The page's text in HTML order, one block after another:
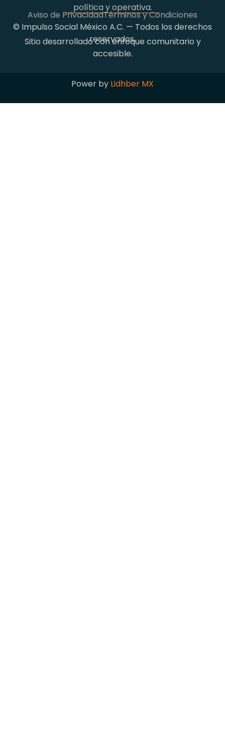
política y operativa.
Aviso de PrivacidadTérminos y Condiciones
© Impulso Social México A.C. — Todos los derechos
reservados.
Sitio desarrollado con enfoque comunitario y
accesible.
Power by Lidhber MX